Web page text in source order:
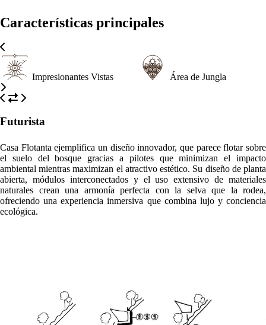
Características principales
Impresionantes Vistas Área de Jungla
Futurista
Casa Flotanta ejemplifica un diseño innovador, que parece flotar sobre
el suelo del bosque gracias a pilotes que minimizan el impacto
ambiental mientras maximizan el atractivo estético. Su diseño de planta
abierta, módulos interconectados y el uso extensivo de materiales
naturales crean una armonía perfecta con la selva que la rodea,
ofreciendo una experiencia inmersiva que combina lujo y conciencia
ecológica.